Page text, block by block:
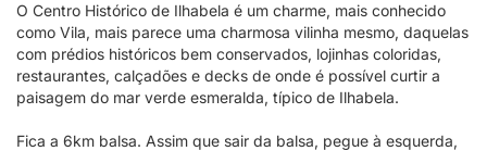
O Centro Histórico de Ilhabela é um charme, mais conhecido
como Vila, mais parece uma charmosa vilinha mesmo, daquelas
com prédios históricos bem conservados, lojinhas coloridas,
restaurantes, calçadões e decks de onde é possível curtir a
paisagem do mar verde esmeralda, típico de Ilhabela.
Fica a 6km balsa. Assim que sair da balsa, pegue à esquerda,